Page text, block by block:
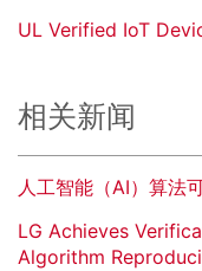
UL Verified IoT
相关新闻
人工智能（AI）算法
LG Achieves
Algorithm